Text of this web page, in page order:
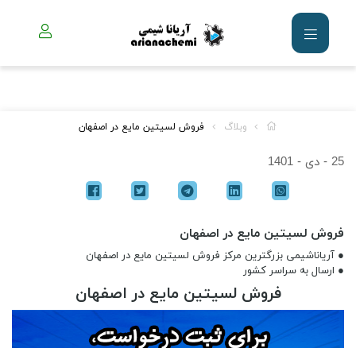
وبلاگ فروش لسیتین مایع در اصفهان
25 - دی - 1401
فروش لسیتین مایع در اصفهان
● آریاناشیمی بزرگترین مرکز فروش لسیتین مایع در اصفهان
● ارسال به سراسر کشور
فروش لسیتین مایع در اصفهان